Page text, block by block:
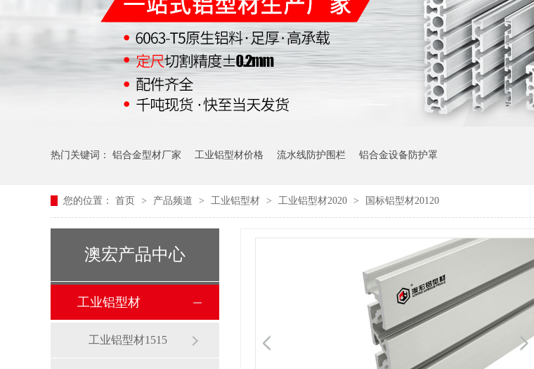
热门关键词： 铝合金型材厂家 工业铝型材价格 流水线防护围栏 铝合金设备防护罩
您的位置： 首页 > 产品频道 > 工业铝型材 > 工业铝型材2020 > 国标铝型材20120
澳宏产品中心
工业铝型材
工业铝型材1515